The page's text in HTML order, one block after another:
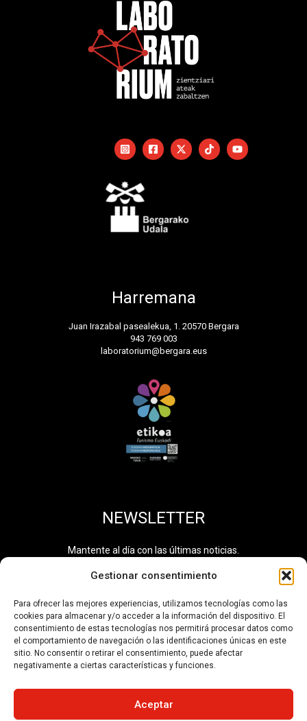
Gestionar consentimiento
Para ofrecer las mejores experiencias, utilizamos tecnologías como las
cookies para almacenar y/o acceder a la información del dispositivo. El
consentimiento de estas tecnologías nos permitirá procesar datos como
el comportamiento de navegación o las identificaciones únicas en este
sitio. No consentir o retirar el consentimiento, puede afectar
negativamente a ciertas características y funciones.
Aceptar
Harremana
Juan Irazabal pasealekua, 1. 20570 Bergara
943 769 003
laboratorium@bergara.eus
NEWSLETTER
Mantente al día con las últimas noticias.
He leído y acepto lapolítica de privacidad. Información
adicional disponible en elRegistro de Actividades de
Tratamiento de Datos. Número de tratamiento: 0710.
SUSCRIBIRSE